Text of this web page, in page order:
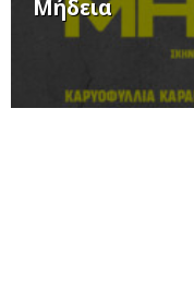
Μήδεια